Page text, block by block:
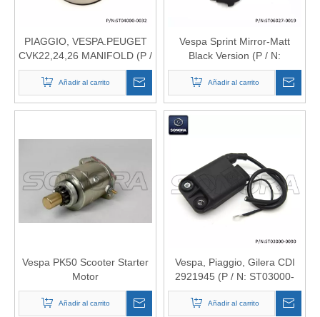
PIAGGIO, VESPA.PEUGET
CVK22,24,26 MANIFOLD (P /
N: ST04000-0032) Calidad
superior
Añadir al carrito
Vespa Sprint Mirror-Matt
Black Version (P / N:
ST06027-0019) Calidad
superior
Añadir al carrito
Vespa PK50 Scooter Starter
Motor
Añadir al carrito
Vespa, Piaggio, Gilera CDI
2921945 (P / N: ST03000-
0090) Calidad superior
Añadir al carrito